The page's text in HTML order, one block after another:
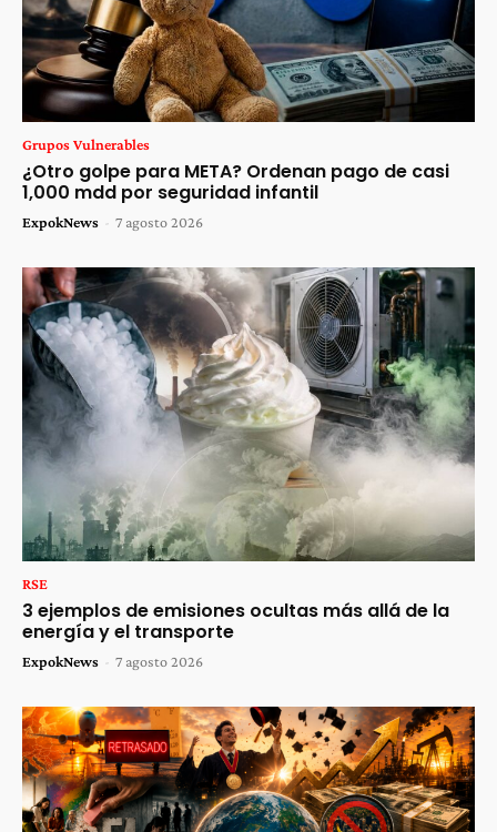
Grupos Vulnerables
¿Otro golpe para META? Ordenan pago de casi
1,000 mdd por seguridad infantil
ExpokNews - 7 agosto 2026
RSE
3 ejemplos de emisiones ocultas más allá de la
energía y el transporte
ExpokNews - 7 agosto 2026